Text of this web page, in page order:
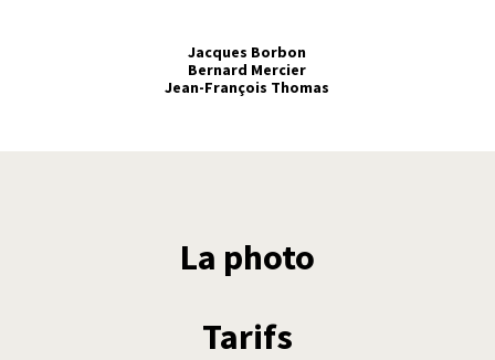
Jacques Borbon
Bernard Mercier
Jean-François Thomas
La photo
Tarifs